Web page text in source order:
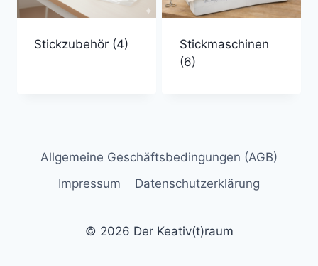
Stickzubehör (4)
Stickmaschinen
(6)
Allgemeine Geschäftsbedingungen (AGB)
Impressum
Datenschutzerklärung
© 2026 Der Keativ(t)raum